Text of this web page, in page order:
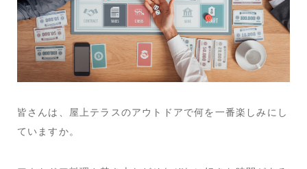
皆さんは、屋上テラスのアウトドアで何を一番楽しみにし
ていますか。